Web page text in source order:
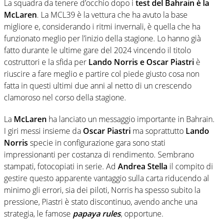
La squadra da tenere d’occhio dopo i test del Bahrain è la
McLaren. La MCL39 è la vettura che ha avuto la base
migliore e, considerando i ritmi invernali, è quella che ha
funzionato meglio per l’inizio della stagione. Lo hanno già
fatto durante le ultime gare del 2024 vincendo il titolo
costruttori e la sfida per Lando Norris e Oscar Piastri è
riuscire a fare meglio e partire col piede giusto cosa non
fatta in questi ultimi due anni al netto di un crescendo
clamoroso nel corso della stagione.
La McLaren ha lanciato un messaggio importante in Bahrain.
I giri messi insieme da Oscar Piastri ma soprattutto Lando
Norris specie in configurazione gara sono stati
impressionanti per costanza di rendimento. Sembrano
stampati, fotocopiati in serie. Ad Andrea Stella il compito di
gestire questo apparente vantaggio sulla carta riducendo al
minimo gli errori, sia dei piloti, Norris ha spesso subito la
pressione, Piastri è stato discontinuo, avendo anche una
strategia, le famose papaya rules, opportune.